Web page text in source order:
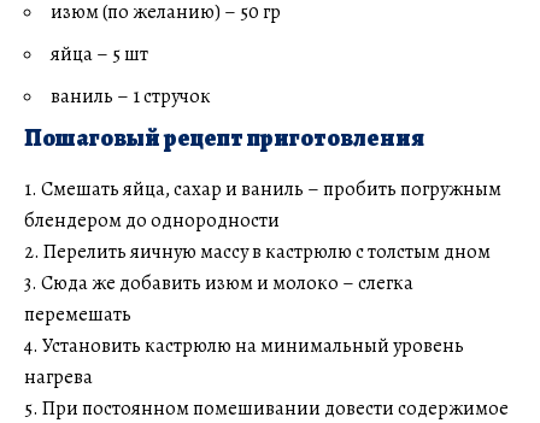
изюм (по желанию) – 50 гр
яйца – 5 шт
ваниль – 1 стручок
Пошаговый рецепт приготовления
1. Смешать яйца, сахар и ваниль – пробить погружным
блендером до однородности
2. Перелить яичную массу в кастрюлю с толстым дном
3. Сюда же добавить изюм и молоко – слегка
перемешать
4. Установить кастрюлю на минимальный уровень
нагрева
5. При постоянном помешивании довести содержимое